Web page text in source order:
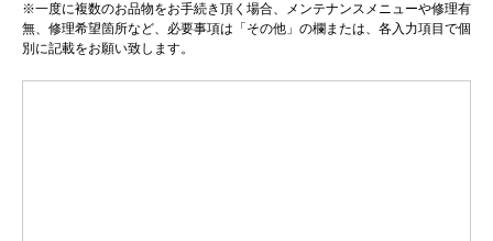
※一度に複数のお品物をお手続き頂く場合、メンテナンスメニューや修理有
無、修理希望箇所など、必要事項は「その他」の欄または、各入力項目で個
別に記載をお願い致します。